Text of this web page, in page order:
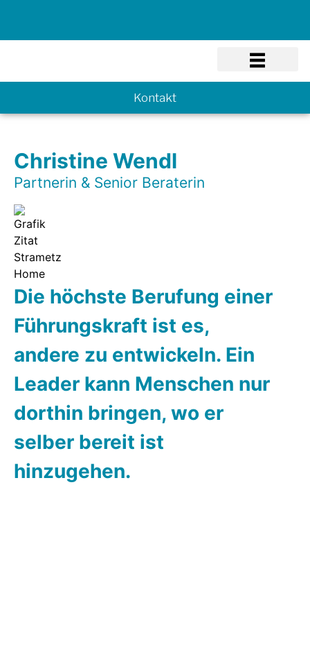
Kontakt
Christine Wendl
Partnerin & Senior Beraterin
Die höchste Berufung einer
Führungskraft ist es,
andere zu entwickeln. Ein
Leader kann Menschen nur
dorthin bringen, wo er
selber bereit ist
hinzugehen.